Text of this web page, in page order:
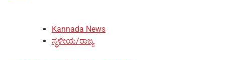
Kannada News
ಸ್ಥಳೀಯ/ರಾಜ್ಯ